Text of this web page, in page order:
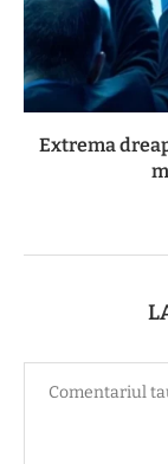
Extrema